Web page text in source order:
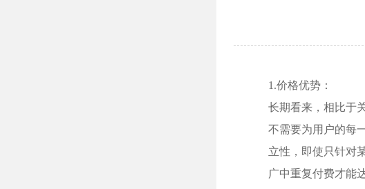
1.价格优势：
长期看来，相比于
不需要为用户的每
立性，即使只针对
广中重复付费才能